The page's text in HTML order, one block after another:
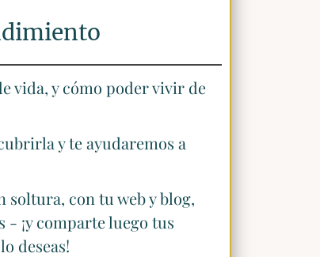
vida, y cómo poder vivir de
y te ayudaremos a
soltura, con tu web y blog,
- ¡y comparte luego tus
deseas!